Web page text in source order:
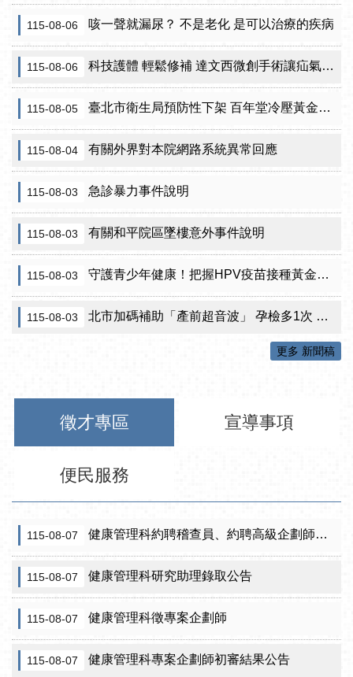
115-08-06 咳一聲就漏尿？ 不是老化 是可以治療的疾病
115-08-06 科技護體 輕鬆修補 達文西微創手術讓疝氣治療更精準
115-08-05 臺北市衛生局預防性下架 百年堂冷壓黃金苦茶油產品
115-08-04 有關外界對本院網路系統異常回應
115-08-03 急診暴力事件說明
115-08-03 有關和平院區墜樓意外事件說明
115-08-03 守護青少年健康！把握HPV疫苗接種黃金期 臺北市提供校園設站及98家合約院所接種服務
115-08-03 北市加碼補助「產前超音波」 孕檢多1次 準媽咪「超」安心！
更多 新聞稿
徵才專區 宣導事項
便民服務
115-08-07 健康管理科約聘稽查員、約聘高級企劃師之初審合格名單暨甄試公告
115-08-07 健康管理科研究助理錄取公告
115-08-07 健康管理科徵專案企劃師
115-08-07 健康管理科專案企劃師初審結果公告